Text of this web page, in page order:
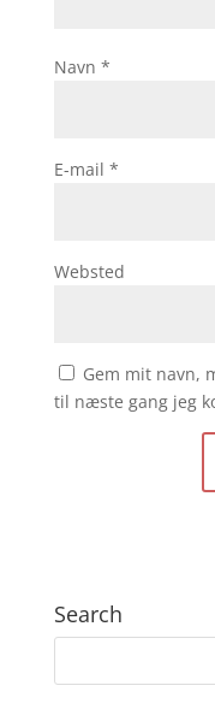
Navn *
E-mail *
Websted
Gem mit navn,
til næste gang jeg
Search